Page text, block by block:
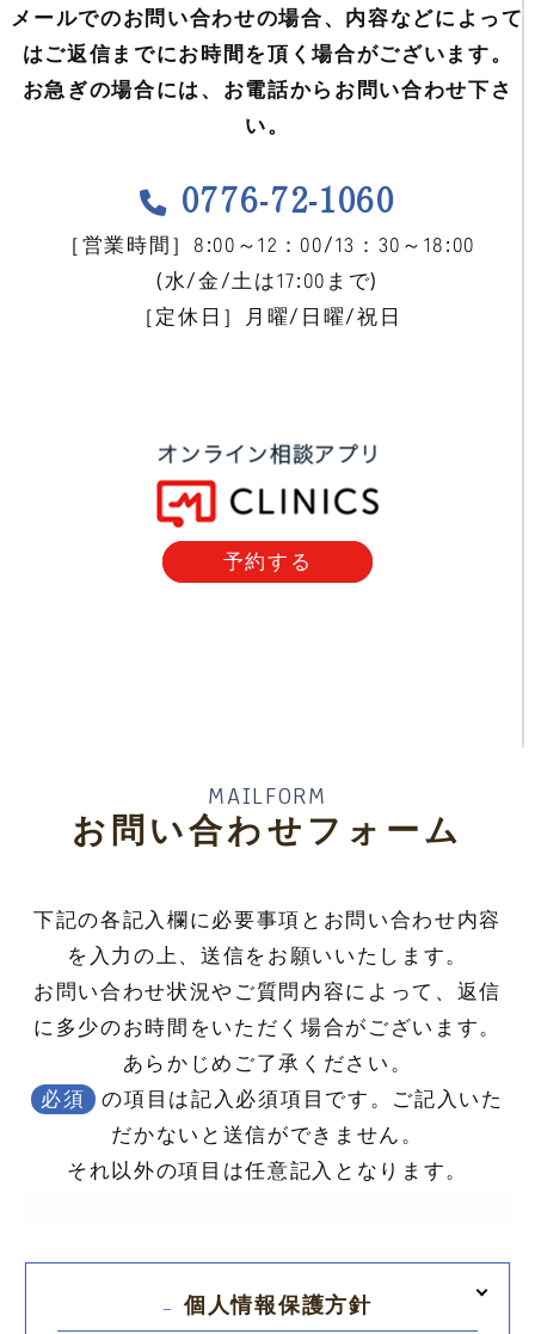
メールでのお問い合わせの場合、内容などによって
はご返信までにお時間を頂く場合がございます。
お急ぎの場合には、お電話からお問い合わせ下さ
い。
0776-72-1060
［営業時間］8:00～12：00/13：30～18:00
(水/金/土は17:00まで)
［定休日］月曜/日曜/祝日
予約する
MAILFORM
お問い合わせフォーム
下記の各記入欄に必要事項とお問い合わせ内容
を入力の上、送信をお願いいたします。
お問い合わせ状況やご質問内容によって、返信
に多少のお時間をいただく場合がございます。
あらかじめご了承ください。
必須
の項目は記入必須項目です。ご記入いた
だかないと送信ができません。
それ以外の項目は任意記入となります。
個人情報保護方針